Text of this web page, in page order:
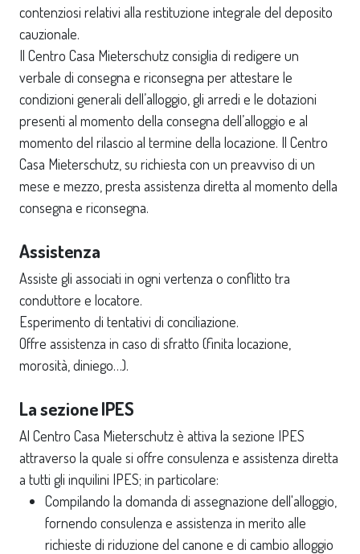
contenziosi relativi alla restituzione integrale del deposito
cauzionale.
Il Centro Casa Mieterschutz consiglia di redigere un
verbale di consegna e riconsegna per attestare le
condizioni generali dell’alloggio, gli arredi e le dotazioni
presenti al momento della consegna dell’alloggio e al
momento del rilascio al termine della locazione. Il Centro
Casa Mieterschutz, su richiesta con un preavviso di un
mese e mezzo, presta assistenza diretta al momento della
consegna e riconsegna.
Assistenza
Assiste gli associati in ogni vertenza o conflitto tra
conduttore e locatore.
Esperimento di tentativi di conciliazione.
Offre assistenza in caso di sfratto (finita locazione,
morosità, diniego…).
La sezione IPES
Al Centro Casa Mieterschutz è attiva la sezione IPES
attraverso la quale si offre consulenza e assistenza diretta
a tutti gli inquilini IPES; in particolare:
Compilando la domanda di assegnazione dell'alloggio,
fornendo consulenza e assistenza in merito alle
richieste di riduzione del canone e di cambio alloggio